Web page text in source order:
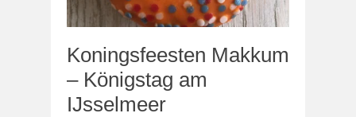
Koningsfeesten Makkum
– Königstag am
IJsselmeer